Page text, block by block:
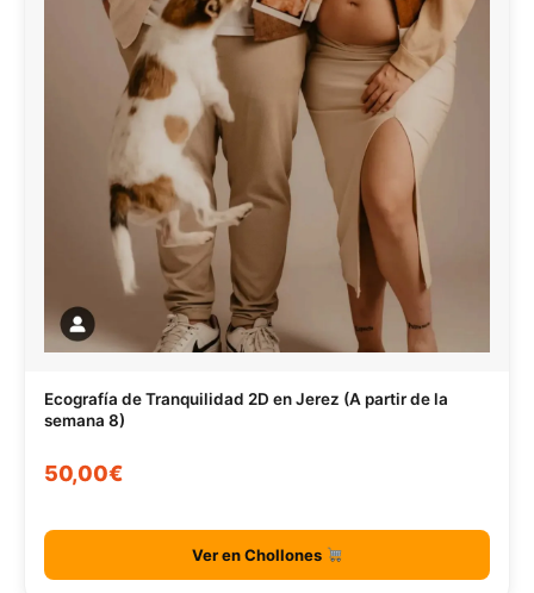
Ecografía de Tranquilidad 2D en Jerez (A partir de la
semana 8)
50,00€
Ver en Chollones